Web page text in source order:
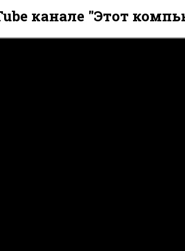
канале "Этот